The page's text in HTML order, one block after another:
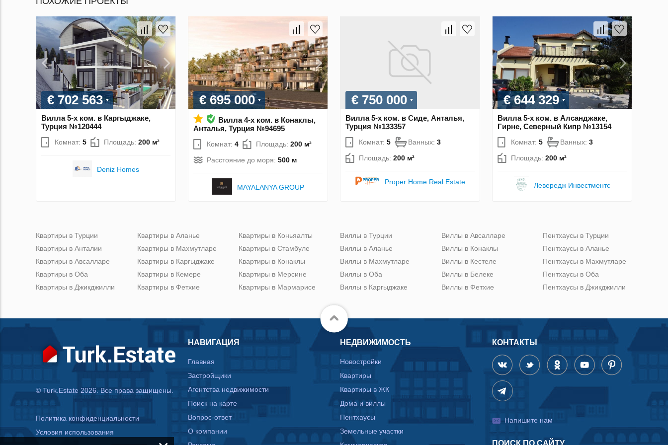
€ 702 563
Вилла 5-х ком. в Каргыджаке,
Турция №120444
Комнат: 5 Площадь: 200 м²
Deniz Homes
€ 695 000
Вилла 4-х ком. в Конаклы,
Анталья, Турция №94695
Комнат: 4 Площадь: 200 м²
Расстояние до моря: 500 м
MAYALANYA GROUP
€ 750 000
Вилла 5-х ком. в Сиде, Анталья,
Турция №133357
Комнат: 5 Ванных: 3
Площадь: 200 м²
Proper Home Real Estate
€ 644 329
Вилла 5-х ком. в Алсанджаке,
Гирне, Северный Кипр №13154
Комнат: 5 Ванных: 3
Площадь: 200 м²
Левередж Инвестментс
Квартиры в Турции
Квартиры в Анталии
Квартиры в Авсалларе
Квартиры в Оба
Квартиры в Джикджилли
Квартиры в Аланье
Квартиры в Махмутларе
Квартиры в Каргыджаке
Квартиры в Кемере
Квартиры в Фетхие
Квартиры в Коньяалты
Квартиры в Стамбуле
Квартиры в Конаклы
Квартиры в Мерсине
Квартиры в Мармарисе
Виллы в Турции
Виллы в Аланье
Виллы в Махмутларе
Виллы в Оба
Виллы в Каргыджаке
Виллы в Авсалларе
Виллы в Конаклы
Виллы в Кестеле
Виллы в Белеке
Виллы в Фетхие
Пентхаусы в Турции
Пентхаусы в Аланье
Пентхаусы в Махмутларе
Пентхаусы в Оба
Пентхаусы в Джикджилли
© Turk.Estate 2026. Все права защищены.
Политика конфиденциальности
Условия использования
НАВИГАЦИЯ
Главная
Застройщики
Агентства недвижимости
Поиск на карте
Вопрос-ответ
О компании
НЕДВИЖИМОСТЬ
Новостройки
Квартиры
Квартиры в ЖК
Дома и виллы
Пентхаусы
Земельные участки
КОНТАКТЫ
Напишите нам